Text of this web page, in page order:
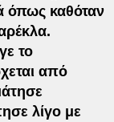
όπως καθόταν
το
από
λίγο με